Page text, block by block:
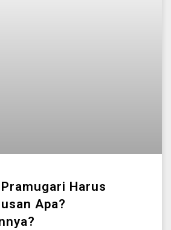
Harus
Apa?